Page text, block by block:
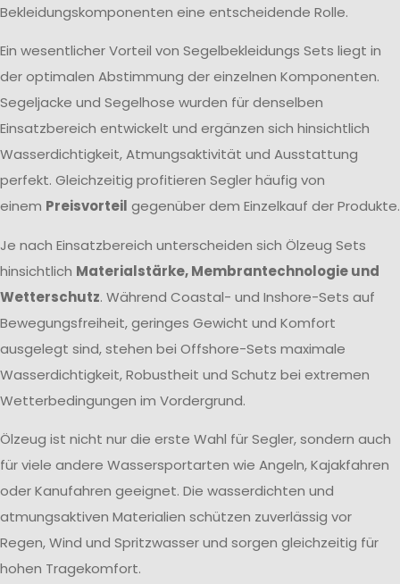
Bekleidungskomponenten eine entscheidende Rolle.
Ein wesentlicher Vorteil von Segelbekleidungs Sets liegt in
der optimalen Abstimmung der einzelnen Komponenten.
Segeljacke und Segelhose wurden für denselben
Einsatzbereich entwickelt und ergänzen sich hinsichtlich
Wasserdichtigkeit, Atmungsaktivität und Ausstattung
perfekt. Gleichzeitig profitieren Segler häufig von
einem Preisvorteil gegenüber dem Einzelkauf der Produkte.
Je nach Einsatzbereich unterscheiden sich Ölzeug Sets
hinsichtlich Materialstärke, Membrantechnologie und
Wetterschutz. Während Coastal- und Inshore-Sets auf
Bewegungsfreiheit, geringes Gewicht und Komfort
ausgelegt sind, stehen bei Offshore-Sets maximale
Wasserdichtigkeit, Robustheit und Schutz bei extremen
Wetterbedingungen im Vordergrund.
Ölzeug ist nicht nur die erste Wahl für Segler, sondern auch
für viele andere Wassersportarten wie Angeln, Kajakfahren
oder Kanufahren geeignet. Die wasserdichten und
atmungsaktiven Materialien schützen zuverlässig vor
Regen, Wind und Spritzwasser und sorgen gleichzeitig für
hohen Tragekomfort.